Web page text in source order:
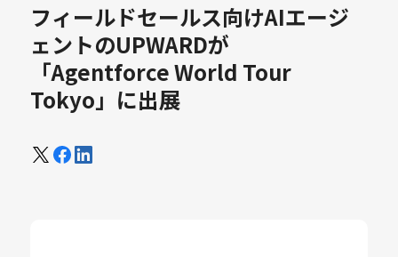
フィールドセールス向けAIエージ
ェントのUPWARDが
「Agentforce World Tour
Tokyo」に出展